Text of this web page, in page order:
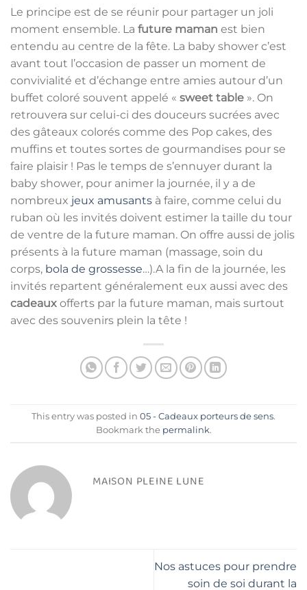
Le principe est de se réunir pour partager un joli
moment ensemble. La future maman est bien
entendu au centre de la fête. La baby shower c’est
avant tout l’occasion de passer un moment de
convivialité et d’échange entre amies autour d’un
buffet coloré souvent appelé « sweet table ». On
retrouvera sur celui-ci des douceurs sucrées avec
des gâteaux colorés comme des Pop cakes, des
muffins et toutes sortes de gourmandises pour se
faire plaisir ! Pas le temps de s’ennuyer durant la
baby shower, pour animer la journée, il y a de
nombreux jeux amusants à faire, comme celui du
ruban où les invités doivent estimer la taille du tour
de ventre de la future maman. On offre aussi de jolis
présents à la future maman (massage, soin du
corps, bola de grossesse…).A la fin de la journée, les
invités repartent généralement eux aussi avec des
cadeaux offerts par la future maman, mais surtout
avec des souvenirs plein la tête !
This entry was posted in 05 - Cadeaux porteurs de sens.
Bookmark the permalink.
MAISON PLEINE LUNE
Nos astuces pour prendre
soin de soi durant la